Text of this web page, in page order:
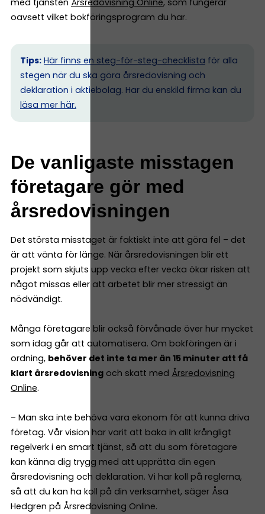
oavsett vilket bokföringsprogram du har.
Tips: Här finns en steg-för-steg-checklista för alla
stegen när du ska göra årsredovisning och
deklaration i aktiebolag. Har du enskild firma kan du
läsa mer här.
De vanligaste misstagen
företagare gör med
årsredovisningen
Det största misstaget är faktiskt inte att göra fel – det
är att vänta för länge. När årsredovisningen blir ett
projekt som skjuts upp vecka efter vecka ökar risken att
något missas eller att arbetet blir mer stressigt än
nödvändigt.
Många företagare blir också förvånade över hur mycket
som idag går att automatisera. Om bokföringen är i
ordning, behöver det inte ta mer än 15 minuter att få
klart årsredovisning och skatt med Årsredovisning
Online.
– Man ska inte behöva vara ekonom för att kunna driva
företag. Vår vision har varit att baka in allt krångligt
regelverk i en smart tjänst, så att du som företagare
kan känna dig trygg med att upprätta din egen
årsredovisning och deklaration. Vi har koll på reglerna,
så att du kan ha koll på din verksamhet, säger Åsa
Hedgren på Årsredovisning Online.